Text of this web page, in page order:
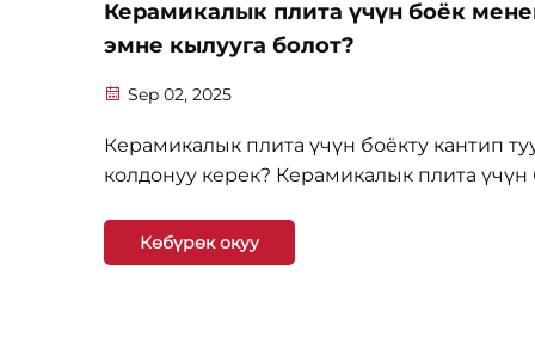
Керамикалык плита үчүн боёк
эмне кылууга болот?
Sep 02, 2025
Керамикалык плита үчүн боёкту кантип
колдонуу керек? Керамикалык плита үчүн
эффекттер менен жаңыртып бериши
болгон инновациялык куршун. Бул
Көбүрөк окуу